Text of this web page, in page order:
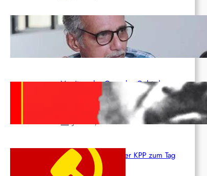
Indien: „Die Politik der Kapitulation“
von K. Murali (Ajith)
Juli 1, 2026
Vorsitzender Gonzalo: Gebt das
Leben für die Partei und die
Revolution!
Juni 19, 2026
Beschluss des ZK der KPP zum Tag
des Heldentums